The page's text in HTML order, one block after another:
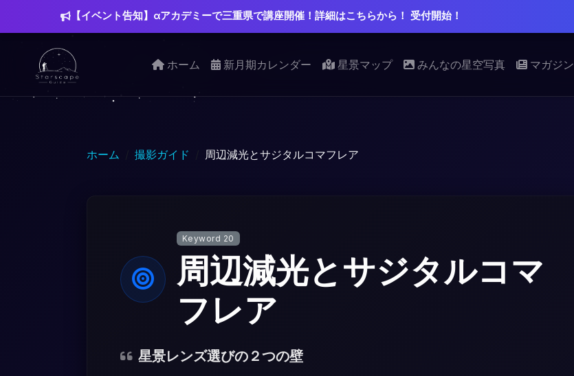
【イベント告知】αアカデミーで三重県で講座開催！詳細はこちらから！ 受付開始！
ホーム 新月期カレンダー 星景マップ みんなの星空写真 マガジン
ホーム 撮影ガイド 周辺減光とサジタルコマフレア
Keyword 20
周辺減光とサジタルコマ
フレア
星景レンズ選びの２つの壁